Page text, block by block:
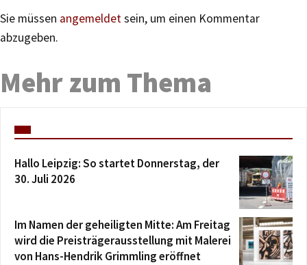
Sie müssen angemeldetsein, um einen Kommentar
abzugeben.
Mehr zum Thema
Hallo Leipzig: So startet Donnerstag, der
30. Juli 2026
Im Namen der geheiligten Mitte: Am Freitag
wird die Preisträgerausstellung mit Malerei
von Hans-Hendrik Grimmling eröffnet